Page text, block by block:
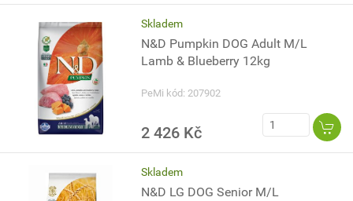
Skladem
N&D Pumpkin DOG Adult M/L
Lamb & Blueberry 12kg
PeMi kód: 207902
2 426 Kč
Skladem
N&D LG DOG Senior M/L